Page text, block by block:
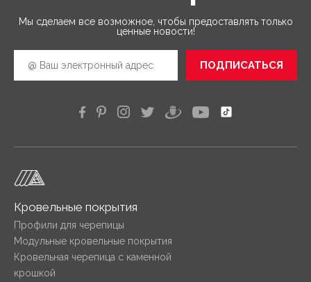
Мы сделаем все возможное, чтобы предоставлять только
ценные новости!
ПОДПИСАТЬСЯ
Кровельные покрытия
Профили для черепицы
Модульные кровельные покрытия
Кровельная черепица с каменной
крошкой